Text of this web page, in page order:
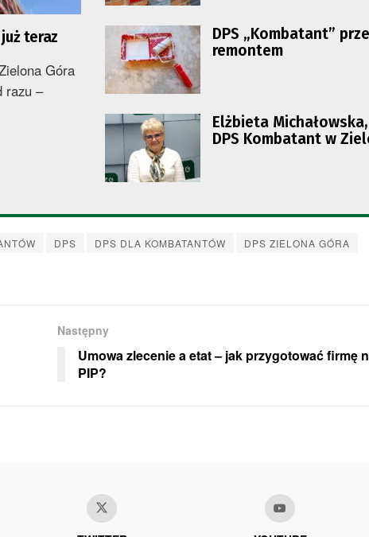
teraz
Góra
razu –
DPS „Kombatant”
remontem
Elżbieta
DPS Kombatant w
DPS DPS DLA KOMBATANTÓW
DPS ZIELONA GÓRA
Następny
Umowa zlecenie a etat – jak przygotować firmę
PIP?